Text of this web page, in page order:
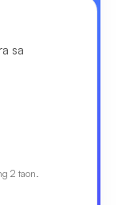
sa
2 taon.